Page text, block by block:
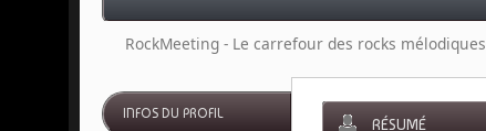
RockMeeting - Le carrefour des rocks mélodiques
INFOS DU PROFIL
RÉSUMÉ